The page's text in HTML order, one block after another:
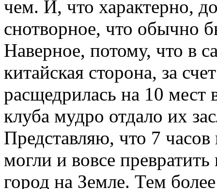
чем. И, что характерно,
снотворное, что обычно
Наверное, потому, что в
китайская сторона, за
расщедрилась на 10 мест
клуба мудро отдало их
Представляю, что 7
могли и вовсе
город на Земле. Тем